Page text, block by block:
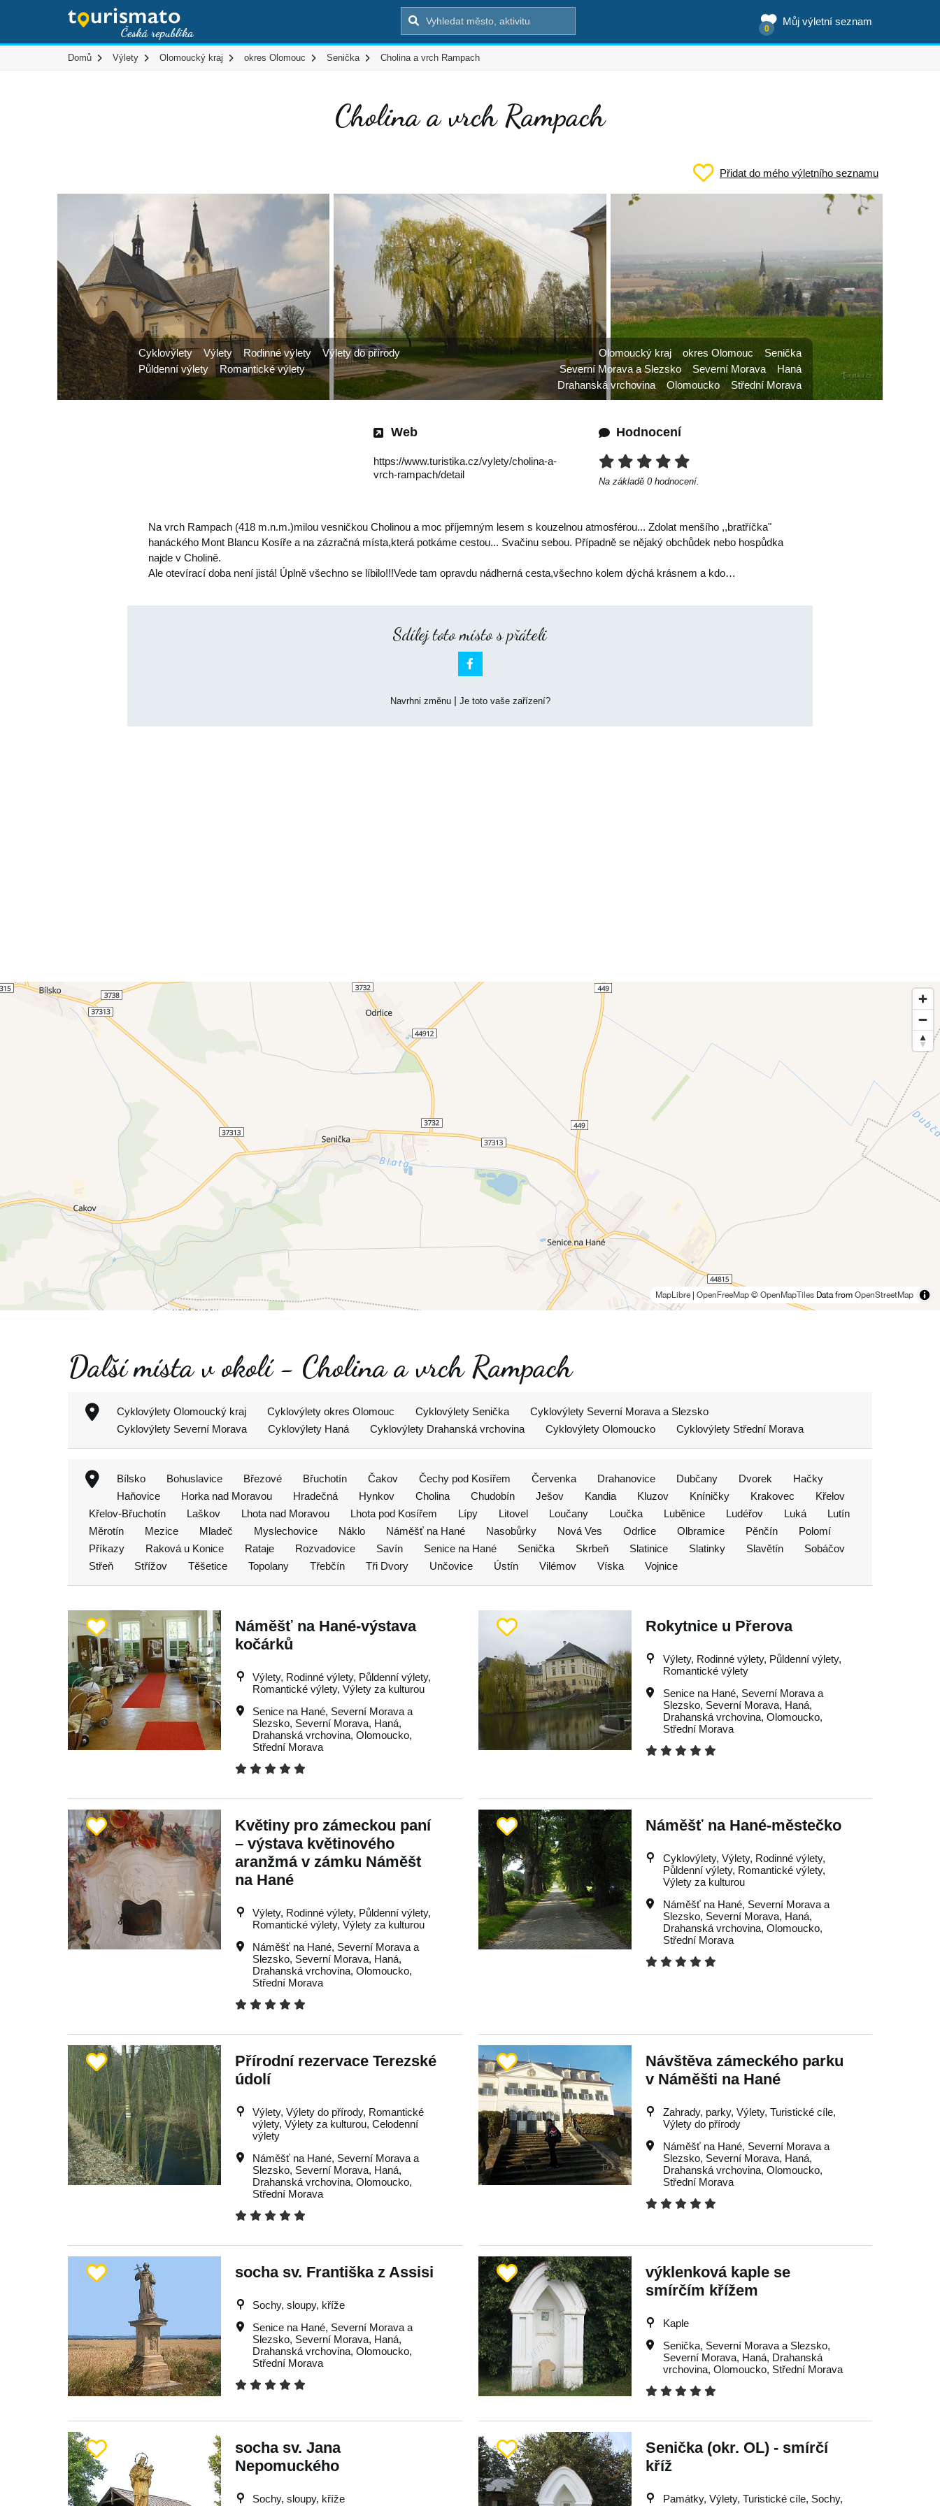
Můj výletní seznam
0
Domů Výlety Olomoucký kraj okres Olomouc Senička Cholina a vrch Rampach
Cholina a vrch Rampach
Přidat do mého výletního seznamu
Web
https://www.turistika.cz/vylety/cholina-a-
vrch-rampach/detail
Hodnocení
Na základě 0 hodnocení.
Na vrch Rampach (418 m.n.m.)milou vesničkou Cholinou a moc příjemným lesem s kouzelnou atmosférou... Zdolat menšího ,,bratříčka"
hanáckého Mont Blancu Kosíře a na zázračná místa,která potkáme cestou... Svačinu sebou. Případně se nějaký obchůdek nebo hospůdka
najde v Cholině.
Ale otevírací doba není jistá! Úplně všechno se líbilo!!!Vede tam opravdu nádherná cesta,všechno kolem dýchá krásnem a kdo…
Cyklovýlety Výlety Rodinné výlety
Výlety do přírody
Půldenní výlety
Romantické výlety
Olomoucký kraj okres Olomouc
Senička
Severní Morava a Slezsko
Severní Morava
Haná
Drahanská vrchovina
Olomoucko Střední Morava
Sdílej toto místo s přáteli

Navrhni změnu| Je toto vaše zařízení?
MapLibre OpenFreeMap © OpenMapTiles Data from OpenStreetMap
Další místa v okolí - Cholina a vrch Rampach
Cyklovýlety Olomoucký kraj Cyklovýlety okres Olomouc Cyklovýlety Senička
Cyklovýlety Severní Morava a Slezsko
Cyklovýlety Severní Morava
Cyklovýlety Haná Cyklovýlety Drahanská vrchovina Cyklovýlety Olomoucko Cyklovýlety Střední Morava
Bílsko Bohuslavice Březové Břuchotín Čakov Čechy pod Kosířem Červenka Drahanovice Dubčany Dvorek
Hačky
Haňovice
Horka nad Moravou Hradečná Hynkov Cholina Chudobín Ješov Kandia Kluzov Kníničky Krakovec
Křelov
Křelov-Břuchotín
Laškov Lhota nad Moravou Lhota pod Kosířem Lípy Litovel Loučany Loučka Luběnice Ludéřov Luká
Lutín
Měrotín
Mezice Mladeč Myslechovice Náklo Náměšť na Hané Nasobůrky Nová Ves Odrlice Olbramice Pěnčín
Polomí
Příkazy
Raková u Konice Rataje Rozvadovice Savín Senice na Hané Senička Skrbeň Slatinice Slatinky Slavětín
Sobáčov
Střeň
Střížov Těšetice Topolany Třebčín Tři Dvory Unčovice Ústín Vilémov Víska Vojnice
Náměšť na Hané-výstava
kočárků
Výlety, Rodinné výlety, Půldenní výlety,
Romantické výlety, Výlety za kulturou
Senice na Hané, Severní Morava a
Slezsko, Severní Morava, Haná,
Drahanská vrchovina,Olomoucko,
Střední Morava
Rokytnice u Přerova
Výlety, Rodinné výlety, Půldenní výlety,
Romantické výlety
Senice na Hané, Severní Morava a
Slezsko, Severní Morava, Haná,
Drahanská vrchovina, Olomoucko,
Střední Morava
Květiny pro zámeckou paní
– výstava květinového
aranžmá v zámku Náměšt
na Hané
Výlety, Rodinné výlety, Půldenní výlety,
Romantické výlety, Výlety za kulturou
Náměšť na Hané, Severní Morava a
Slezsko, Severní Morava, Haná,
Drahanská vrchovina,Olomoucko,
Střední Morava
Náměšť na Hané-městečko
Cyklovýlety, Výlety, Rodinné výlety,
Půldenní výlety, Romantické výlety,
Výlety za kulturou
Náměšť na Hané, Severní Morava a
Slezsko, Severní Morava, Haná,
Drahanská vrchovina, Olomoucko,
Střední Morava
Přírodní rezervace Terezské
údolí
Výlety, Výlety do přírody, Romantické
výlety, Výlety za kulturou, Celodenní
výlety
Náměšť na Hané, Severní Morava a
Slezsko, Severní Morava, Haná,
Drahanská vrchovina,Olomoucko,
Střední Morava
Návštěva zámeckého parku
v Náměšti na Hané
Zahrady, parky, Výlety, Turistické cíle,
Výlety do přírody
Náměšť na Hané, Severní Morava a
Slezsko, Severní Morava, Haná,
Drahanská vrchovina, Olomoucko,
Střední Morava
socha sv. Františka z Assisi
Sochy, sloupy, kříže
Senice na Hané, Severní Morava a
Slezsko, Severní Morava, Haná,
Drahanská vrchovina,Olomoucko,
Střední Morava
výklenková kaple se
smírčím křížem
Kaple
Senička, Severní Morava a Slezsko,
Severní Morava, Haná, Drahanská
vrchovina, Olomoucko, Střední Morava
socha sv. Jana
Nepomuckého
Sochy, sloupy, kříže
Senička (okr. OL) - smírčí
kříž
Památky, Výlety, Turistické cíle, Sochy,